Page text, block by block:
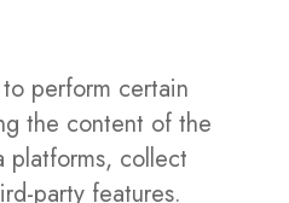
perform certain
the content of the
platforms, collect
party features.